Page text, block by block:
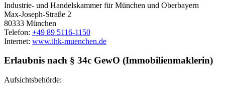
Industrie- und Handelskammer für München und Oberbayern
Max-Joseph-Straße 2
80333 München
Telefon: +49 89 5116-1150
Internet: www.ihk-muenchen.de
Erlaubnis nach § 34c GewO (Immobilienmaklerin)
Aufsichtsbehörde: